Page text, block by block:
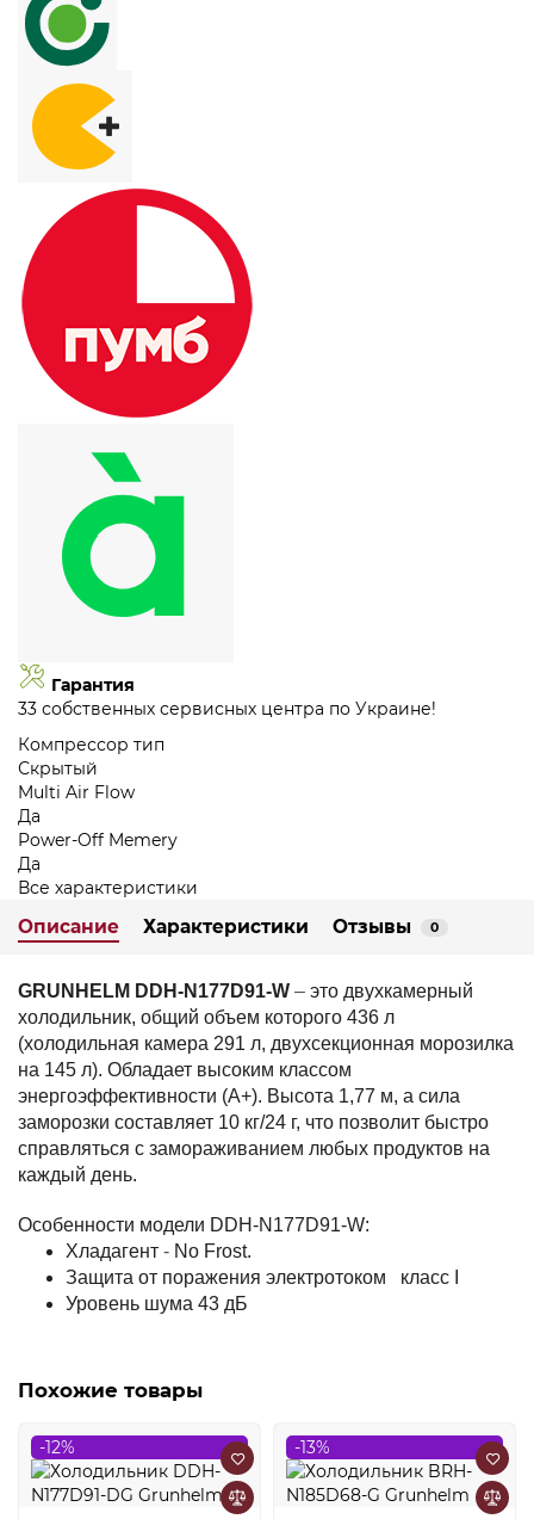
Гарантия
33 собственных сервисных центра по Украине!
Компрессор тип
Скрытый
Multi Air Flow
Да
Power-Off Memery
Да
Все характеристики
Описание Характеристики Отзывы 0
GRUNHELM DDH-N177D91-W – это двухкамерный
холодильник, общий объем которого 436 л
(холодильная камера 291 л, двухсекционная морозилка
на 145 л). Обладает высоким классом
энергоэффективности (А+). Высота 1,77 м, а сила
заморозки составляет 10 кг/24 г, что позволит быстро
справляться с замораживанием любых продуктов на
каждый день.
Особенности модели DDH-N177D91-W:
Хладагент - No Frost.
Защита от поражения электротоком
класс I
Уровень шума 43 дБ
Похожие товары
-12% -13%